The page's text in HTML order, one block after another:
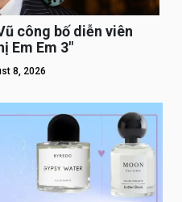
công bố diễn viên
Em Em 3″
8, 2026